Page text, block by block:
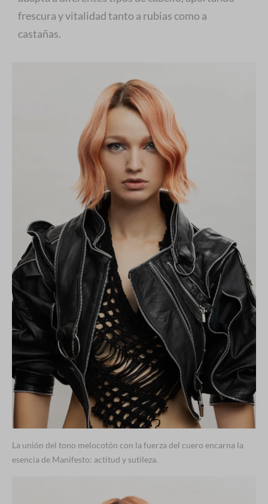
frescura y vitalidad tanto a rubias como a
castañas.
La unión del tono melocotón con la fuerza del cuero encarna la
esencia de Manifesto: actitud y sutileza.